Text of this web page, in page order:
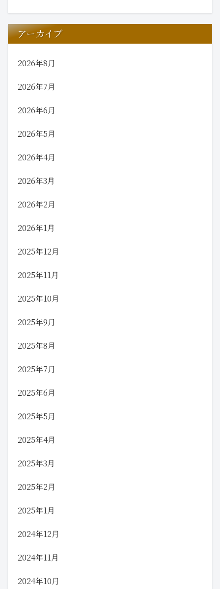
アーカイブ
2026年8月
2026年7月
2026年6月
2026年5月
2026年4月
2026年3月
2026年2月
2026年1月
2025年12月
2025年11月
2025年10月
2025年9月
2025年8月
2025年7月
2025年6月
2025年5月
2025年4月
2025年3月
2025年2月
2025年1月
2024年12月
2024年11月
2024年10月